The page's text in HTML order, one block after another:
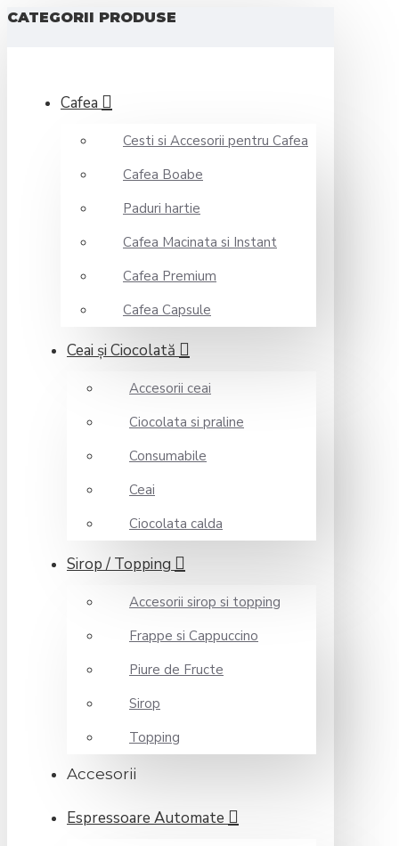
CATEGORII PRODUSE
Cafea
Cesti si Accesorii pentru Cafea
Cafea Boabe
Paduri hartie
Cafea Macinata si Instant
Cafea Premium
Cafea Capsule
Ceai şi Ciocolată
Accesorii ceai
Ciocolata si praline
Consumabile
Ceai
Ciocolata calda
Sirop / Topping
Accesorii sirop si topping
Frappe si Cappuccino
Piure de Fructe
Sirop
Topping
Accesorii
Espressoare Automate